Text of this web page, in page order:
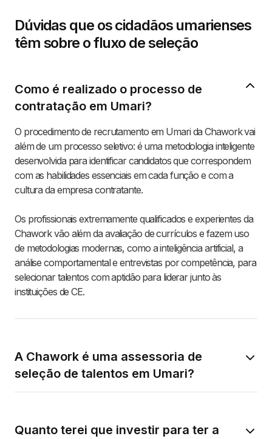
Dúvidas que os cidadãos umarienses
têm sobre o fluxo de seleção
Como é realizado o processo de
contratação em Umari?
O procedimento de recrutamento em Umari da Chawork vai
além de um processo seletivo: é uma metodologia inteligente
desenvolvida para identificar candidatos que correspondem
com as habilidades essenciais em cada função e com a
cultura da empresa contratante.
Os profissionais extremamente qualificados e experientes da
Chawork vão além da avaliação de currículos e fazem uso
de metodologias modernas, como a inteligência artificial, a
análise comportamental e entrevistas por competência, para
selecionar talentos com aptidão para liderar junto às
instituições de CE.
A Chawork é uma assessoria de
seleção de talentos em Umari?
Quanto terei que investir para ter a